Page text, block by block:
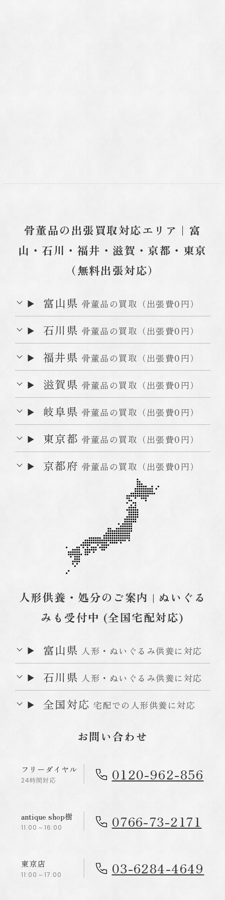
骨董品の出張買取対応エリア｜富
山・石川・福井・滋賀・京都・東京
（無料出張対応）
富山県 骨董品の買取（出張費0円）
石川県 骨董品の買取（出張費0円）
福井県 骨董品の買取（出張費0円）
滋賀県 骨董品の買取（出張費0円）
岐阜県 骨董品の買取（出張費0円）
東京都 骨董品の買取（出張費0円）
京都府 骨董品の買取（出張費0円）
人形供養・処分のご案内 | ぬいぐる
みも受付中 (全国宅配対応)
富山県 人形・ぬいぐるみ供養に対応
石川県 人形・ぬいぐるみ供養に対応
全国対応 宅配での人形供養に対応
お問い合わせ
フリーダイヤル
24時間対応 0120-962-856
antique shop樹
11:00～16:00 0766-73-2171
東京店
11:00～17:00 03-6284-4649